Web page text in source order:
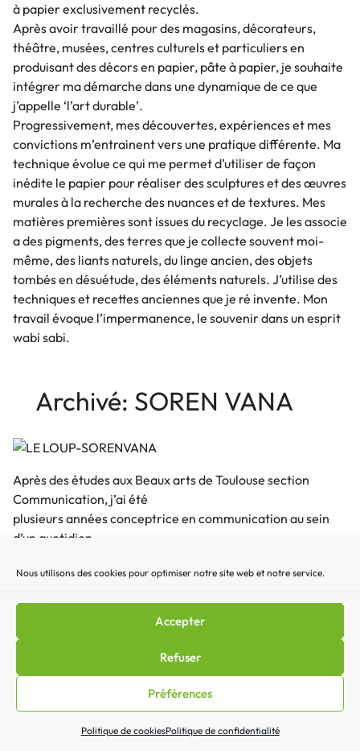
Nous utilisons des cookies pour optimiser notre site web et notre service.
Accepter
Refuser
Préférences
Politique de cookiesPolitique de confidentialité
à papier exclusivement recyclés.
Après avoir travaillé pour des magasins, décorateurs,
théâtre, musées, centres culturels et particuliers en
produisant des décors en papier, pâte à papier, je souhaite
intégrer ma démarche dans une dynamique de ce que
j’appelle ‘l’art durable’.
Progressivement, mes découvertes, expériences et mes
convictions m’entrainent vers une pratique différente. Ma
technique évolue ce qui me permet d’utiliser de façon
inédite le papier pour réaliser des sculptures et des œuvres
murales à la recherche des nuances et de textures. Mes
matières premières sont issues du recyclage. Je les associe
a des pigments, des terres que je collecte souvent moi-
même, des liants naturels, du linge ancien, des objets
tombés en désuétude, des éléments naturels. J’utilise des
techniques et recettes anciennes que je ré invente. Mon
travail évoque l’impermanence, le souvenir dans un esprit
wabi sabi.
Archivé: SOREN VANA
Après des études aux Beaux arts de Toulouse section
Communication, j’ai été
plusieurs années conceptrice en communication au sein
d’un quotidien
Maintenant libre de toutes contraintes professionnelles je
libre pour peindre à l’acrylique sur des supports variés (
bois, tissus cuir, etc),
J’ai dernièrement redécouvert la gouache et les encres.
J’utilise aussi l’huile.
Mon projet découvrir la peinture à l’encaustique.
Je modele aussi la terre, cuire mes créations en utilisant la
manière ancestrale du Raku.